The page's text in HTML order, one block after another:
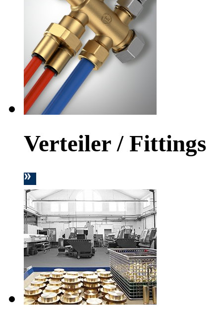
Verteiler / Fittings